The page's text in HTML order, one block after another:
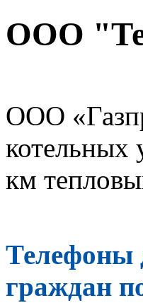
ООО
ООО
котельных
км
Телефоны
граждан